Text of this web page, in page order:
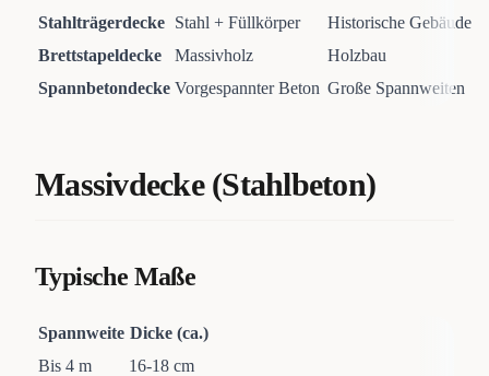
Stahlträgerdecke Stahl + Füllkörper
Historische Gebäude
Brettstapeldecke
Massivholz
Holzbau
Spannbetondecke Vorgespannter Beton Große Spannweiten
Massivdecke (Stahlbeton)
Typische Maße
Spannweite Dicke (ca.)
Bis 4 m
16-18 cm